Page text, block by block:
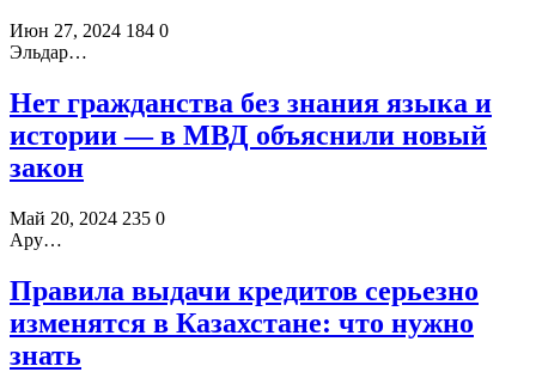
Июн 27, 2024 184 0
Эльдар…
Нет гражданства без знания языка и
истории — в МВД объяснили новый
закон
Май 20, 2024 235 0
Ару…
Правила выдачи кредитов серьезно
изменятся в Казахстане: что нужно
знать